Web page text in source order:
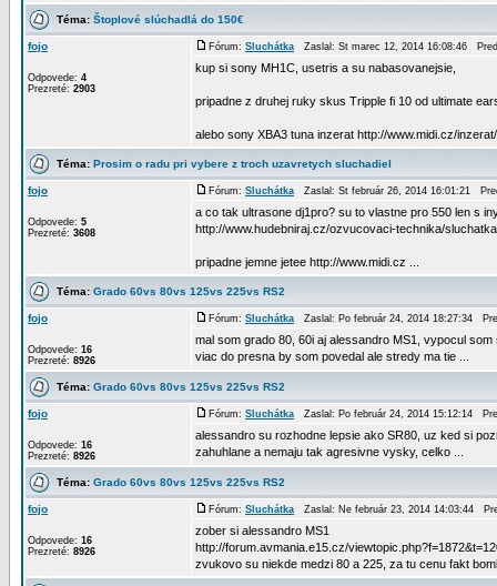
Téma: Štoplové slúchadlá do 150€
fojo
Odpovede: 4
Prezreté: 2903
Fórum: Sluchátka Zaslal: St marec 12, 2014 16:08:46
kup si sony MH1C, usetris a su nabasovanejsie,
pripadne z druhej ruky skus Tripple fi 10 od ultimate
alebo sony XBA3 tuna inzerat http://www.midi.cz/
Téma: Prosim o radu pri vybere z troch uzavretych sluchadiel
fojo
Odpovede: 5
Prezreté: 3608
Fórum: Sluchátka Zaslal: St február 26, 2014 16:01:21
a co tak ultrasone dj1pro? su to vlastne pro 550 len s
http://www.hudebniraj.cz/ozvucovaci-technika/
pripadne jemne jetee http://www.midi.cz ...
Téma: Grado 60vs 80vs 125vs 225vs RS2
fojo
Odpovede: 16
Prezreté: 8926
Fórum: Sluchátka Zaslal: Po február 24, 2014 18:27:34
mal som grado 80, 60i aj alessandro MS1, vypocul
viac do presna by som povedal ale stredy ma tie ...
Téma: Grado 60vs 80vs 125vs 225vs RS2
fojo
Odpovede: 16
Prezreté: 8926
Fórum: Sluchátka Zaslal: Po február 24, 2014 15:12:14
alessandro su rozhodne lepsie ako SR80, uz ked si
zahuhlane a nemaju tak agresivne vysky, celko ...
Téma: Grado 60vs 80vs 125vs 225vs RS2
fojo
Odpovede: 16
Prezreté: 8926
Fórum: Sluchátka Zaslal: Ne február 23, 2014 14:03:44
zober si alessandro MS1
http://forum.avmania.e15.cz/
zvukovo su niekde medzi 80 a 225, za tu cenu fakt